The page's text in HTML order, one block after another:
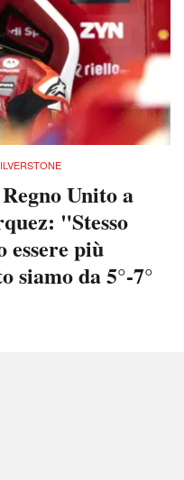
Unito a
"Stesso
essere più
siamo da 5°-7°